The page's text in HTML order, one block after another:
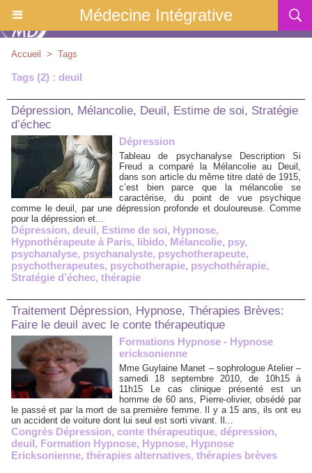
Médecine Intégrative
Accueil > Tags
Tags (2) : deuil
Dépression, Mélancolie, Deuil, Estime de soi, Stratégie
d’échec
Dépression
Tableau de psychanalyse Description Si
Freud a comparé la Mélancolie au Deuil,
dans son article du même titre daté de 1915,
c’est bien parce que la mélancolie se
caractérise, du point de vue psychique
comme le deuil, par une dépression profonde et douloureuse. Comme
pour la dépression et...
Dépression, deuil, Estime de soi, Hypnose,
Hypnothérapeute à Paris, libido, Mélancolie, psy,
psychanalyse, psychanalyste, psychotherapeute,
psychotherapeutes, psychotherapie, psychothérapie,
Stratégie d’échec, thérapie
Traitement Dépression, Hypnose, Thérapies Brèves:
Faire le deuil avec le conte thérapeutique
Formations Hypnose - Hypnose
ericksonienne
Mme Guylaine Manet – sophrologue Atelier –
samedi 18 septembre 2010, de 10h15 à
11h15 Le cas clinique présenté est un
homme de 60 ans, Pierre-olivier, obsédé par
le passé et par la mort de sa première femme. Il y a 15 ans, ils ont eu
un accident de voiture dont lui seul est sorti vivant. Il...
Congrès Dépression, conte thérapeutique, dépression,
deuil, Formation Hypnose, Hypnose, Hypnose
Ericksonienne, thérapies alternatives, thérapies brèves